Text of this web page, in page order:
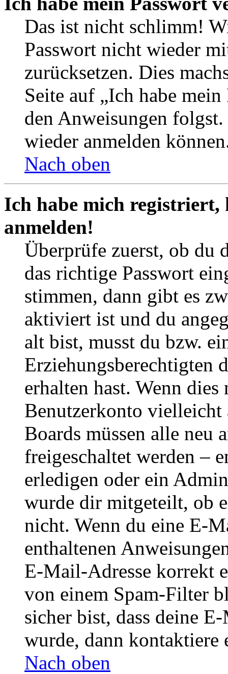
Das ist nicht schlimm!
Passwort nicht wieder
zurücksetzen. Dies
Seite auf „Ich habe
den Anweisungen
wieder anmelden
Nach oben
Ich habe mich
anmelden!
Überprüfe zuerst, ob du
das richtige Passwort
stimmen, dann gibt es
aktiviert ist und du
alt bist, musst du bzw.
Erziehungsberechtigten
erhalten hast. Wenn
Benutzerkonto
Boards müssen alle neu
freigeschaltet werden –
erledigen oder ein
wurde dir mitgeteilt, ob
nicht. Wenn du eine E-
enthaltenen
E-Mail-Adresse korrekt
von einem Spam-Filter
sicher bist, dass deine
wurde, dann kontaktiere
Nach oben